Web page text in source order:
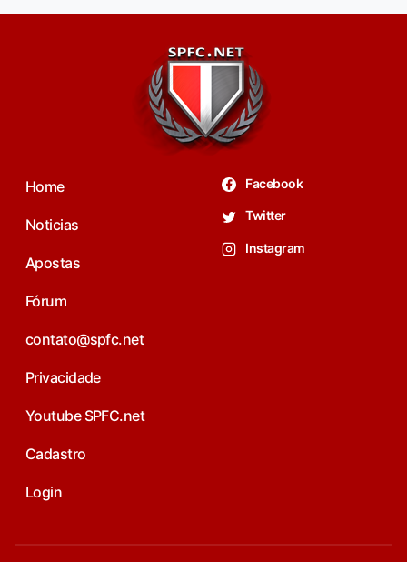
Home
Noticias
Apostas
Fórum
contato@spfc.net
Privacidade
Youtube SPFC.net
Cadastro
Login
Facebook
Twitter
Instagram